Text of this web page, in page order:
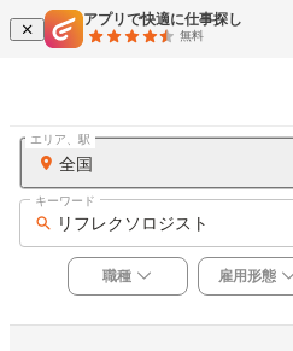
アプリで快適に仕事探し
無料
全国
エリア、駅
リフレクソロジスト
キーワード
職種 雇用形態